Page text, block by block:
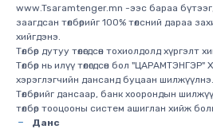
www.Tsaramtenger.mn -ээс бараа
заагдсан төлбөрийг 100% төлсний дараа
хийгдэнэ.
Төлбөр дутуу төлөгдсөн тохиолдолд хүргэлт
Төлбөр нь илүү төлөгдсөн бол
хэрэглэгчийн дансанд буцаан шилжүүлнэ.
Төлбөрийг дансаар, банк хоорондын
төлбөр тооцооны систем ашиглан хийж
Данс